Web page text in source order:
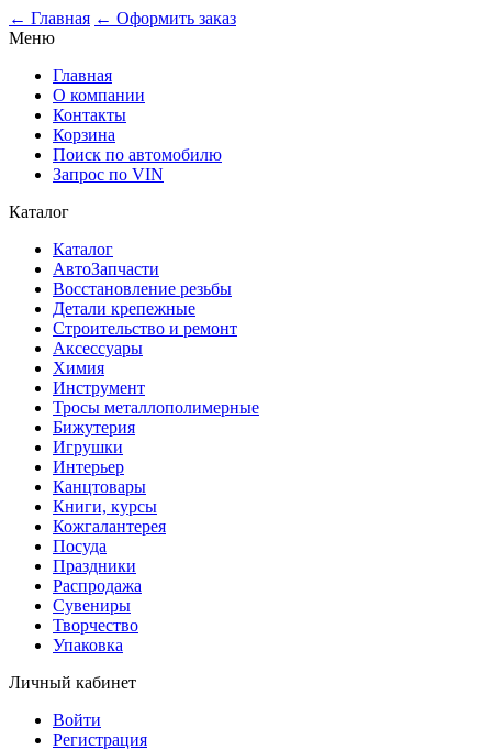
← Главная ← Оформить заказ
Меню
Главная
О компании
Контакты
Корзина
Поиск по автомобилю
Запрос по VIN
Каталог
Каталог
АвтоЗапчасти
Восстановление резьбы
Детали крепежные
Строительство и ремонт
Аксессуары
Химия
Инструмент
Тросы металлополимерные
Бижутерия
Игрушки
Интерьер
Канцтовары
Книги, курсы
Кожгалантерея
Посуда
Праздники
Распродажа
Сувениры
Творчество
Упаковка
Личный кабинет
Войти
Регистрация